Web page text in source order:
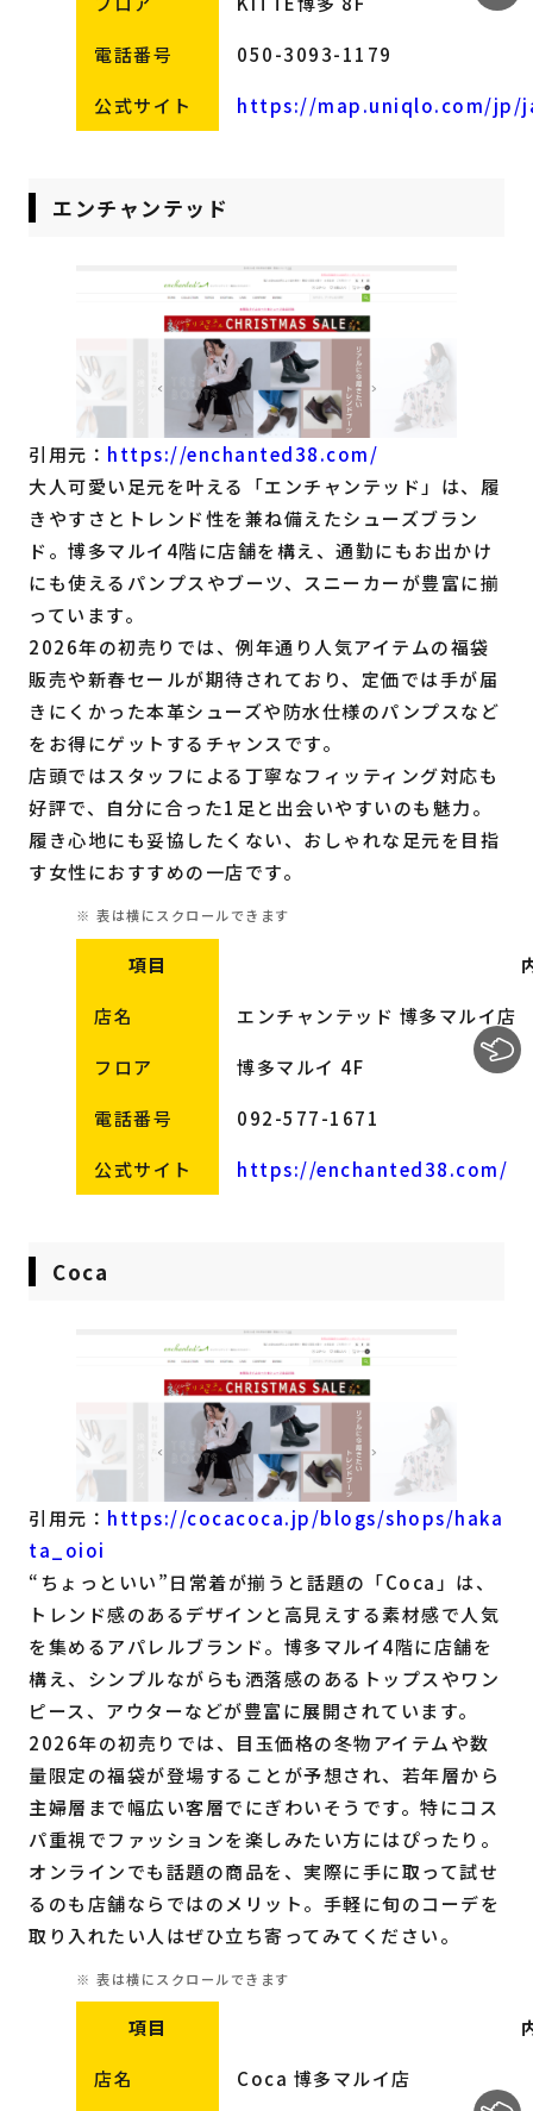
電話番号 050-3093-1179
公式サイト https://map.uniqlo.com/jp/
エンチャンテッド
引用元： https://enchanted38.com/
大人可愛い足元を叶える「エンチャンテッド」は、履
きやすさとトレンド性を兼ね備えたシューズブラン
ド。博多マルイ4階に店舗を構え、通勤にもお出かけ
にも使えるパンプスやブーツ、スニーカーが豊富に揃
っています。
2026年の初売りでは、例年通り人気アイテムの福袋
販売や新春セールが期待されており、定価では手が届
きにくかった本革シューズや防水仕様のパンプスなど
をお得にゲットするチャンスです。
店頭ではスタッフによる丁寧なフィッティング対応も
好評で、自分に合った1足と出会いやすいのも魅力。
履き心地にも妥協したくない、おしゃれな足元を目指
す女性におすすめの一店です。
項目
店名 エンチャンテッド 博多マルイ店
フロア 博多マルイ 4F
電話番号 092-577-1671
公式サイト https://enchanted38.com/
Coca
引用元： https://cocacoca.jp/blogs/shops/haka
ta_oioi
“ちょっといい”日常着が揃うと話題の「Coca」は、
トレンド感のあるデザインと高見えする素材感で人気
を集めるアパレルブランド。博多マルイ4階に店舗を
構え、シンプルながらも洒落感のあるトップスやワン
ピース、アウターなどが豊富に展開されています。
2026年の初売りでは、目玉価格の冬物アイテムや数
量限定の福袋が登場することが予想され、若年層から
主婦層まで幅広い客層でにぎわいそうです。特にコス
パ重視でファッションを楽しみたい方にはぴったり。
オンラインでも話題の商品を、実際に手に取って試せ
るのも店舗ならではのメリット。手軽に旬のコーデを
取り入れたい人はぜひ立ち寄ってみてください。
項目
店名 Coca 博多マルイ店